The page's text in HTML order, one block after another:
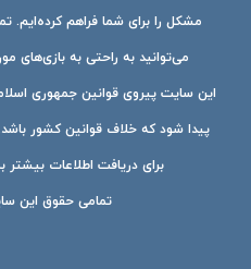
مشکل را برای شما فراهم کرده‌ایم.
می‌توانید به راحتی به بازی‌های
این سایت پیروی قوانین جمهوری
پیدا شود که خلاف قوانین کشور باشد.
برای دریافت اطلاعات بیشتر
تمامی حقوق این